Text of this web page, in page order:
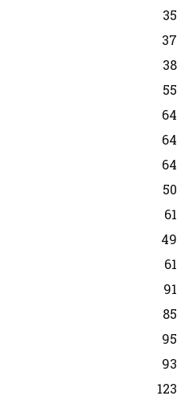
35
37
38
55
64
64
64
50
61
49
61
91
85
95
93
123